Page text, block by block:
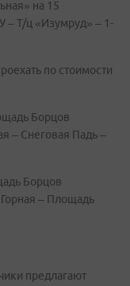
на 15
– Т/ц «Изумруд» – 1-
по стоимости
Борцов
– Снеговая Падь –
Борцов
– Площадь
предлагают